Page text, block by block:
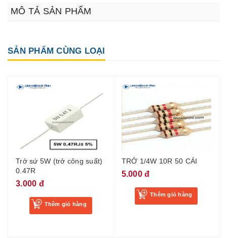
MÔ TẢ SẢN PHẨM
SẢN PHẨM CÙNG LOẠI
Trở sứ 5W (trở công suất)
0.47R
3.000 đ
Thêm giỏ hàng
TRỞ 1/4W 10R 50 CÁI
5.000 đ
Thêm giỏ hàng